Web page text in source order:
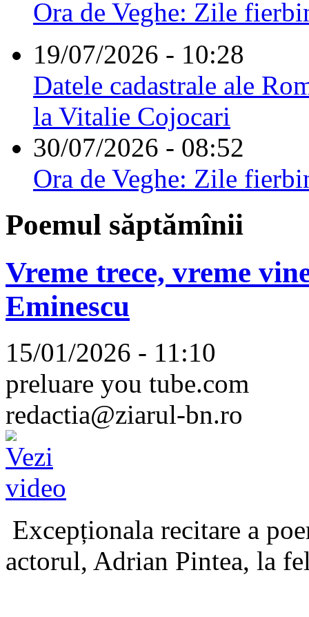
Ora de Veghe: Zile
19/07/2026 - 10:28
Datele cadastrale ale
la Vitalie Cojocari
30/07/2026 - 08:52
Ora de Veghe: Zile
Poemul săptămînii
Vreme trece, vreme
Eminescu
15/01/2026 - 11:10
preluare you tube.com
redactia@ziarul-bn.ro
Excepționala recitare a
actorul, Adrian Pintea, la